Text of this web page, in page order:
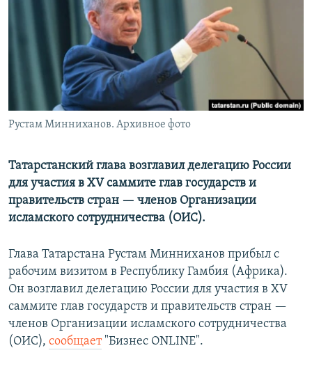
РАСПИСАНИЕ ВЕЩАНИЯ
ПОДПИШИТЕСЬ НА РАССЫЛКУ
СОЦИАЛЬНЫЕ СЕТИ
Все сайты РСЕ/РС
Рустам Минниханов. Архивное фото
Татарстанский глава возглавил делегацию России
для участия в XV саммите глав государств и
правительств стран — членов Организации
исламского сотрудничества (ОИС).
Глава Татарстана Рустам Минниханов прибыл с
рабочим визитом в Республику Гамбия (Африка).
Он возглавил делегацию России для участия в XV
саммите глав государств и правительств стран —
членов Организации исламского сотрудничества
(ОИС), сообщает"Бизнес ONLINE".